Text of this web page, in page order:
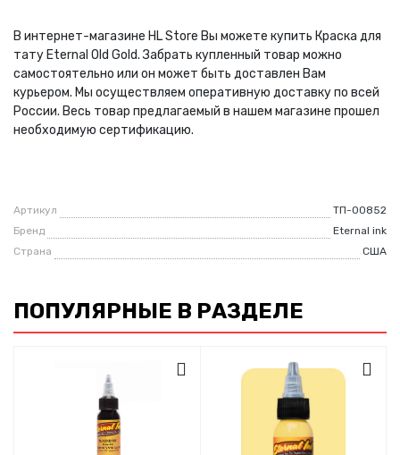
В интернет-магазине HL Store Вы можете купить Краска для
тату Eternal Old Gold. Забрать купленный товар можно
самостоятельно или он может быть доставлен Вам
курьером. Мы осуществляем оперативную доставку по всей
России. Весь товар предлагаемый в нашем магазине прошел
необходимую сертификацию.
Артикул
ТП-00852
Бренд
Eternal ink
Страна
США
ПОПУЛЯРНЫЕ В РАЗДЕЛЕ